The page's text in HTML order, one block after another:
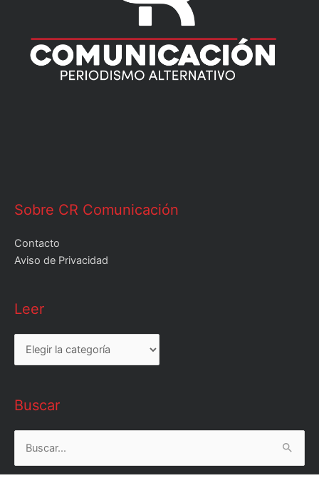
Sobre CR Comunicación
Contacto
Aviso de Privacidad
Leer
Leer
Buscar
Buscar
por: